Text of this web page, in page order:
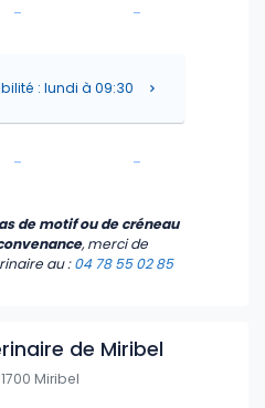
-
-
-
-
: lundi à 09:30
de motif ou de créneau
, merci de
au :04 78 55 02 85
de Miribel
Miribel